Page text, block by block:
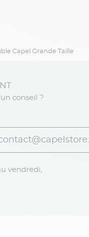
Capel Grande Taille
conseil ?
vendredi,